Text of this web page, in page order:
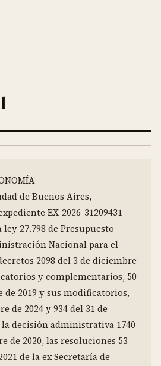
de Buenos Aires,
EX-2026-31209431- -
ley 27.798 de Presupuesto
Nacional para el
2098 del 3 de diciembre
y complementarios, 50
de 2019 y sus modificatorios,
de 2024 y 934 del 31 de
decisión administrativa 1740
de 2020, las resoluciones 53
de la ex Secretaría de